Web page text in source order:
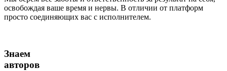
освобождая ваше время и нервы. В отличии от платформ
просто соединяющих вас с исполнителем.
Знаем
авторов